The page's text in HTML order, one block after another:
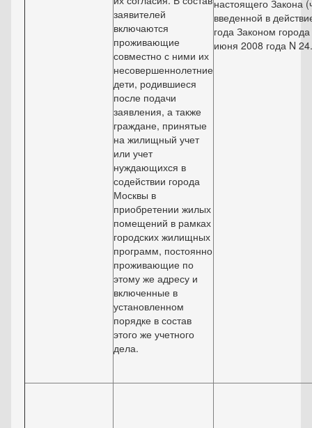
заявителей
включаются
проживающие
совместно с ними их
несовершеннолетние
дети, родившиеся
после подачи
заявления, а также
граждане, принятые
на жилищный учет
или учет
нуждающихся в
содействии города
Москвы в
приобретении жилых
помещений в рамках
городских жилищных
программ, постоянно
проживающие по
этому же адресу и
включенные в
установленном
порядке в состав
этого же учетного
дела.
настоящего Закона
введенной в
года Законом
июня 2008 года N 24.